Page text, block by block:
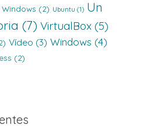
(2) Ubuntu (1) Un
(7) VirtualBox (5)
Vídeo (3) Windows (4)
(2)